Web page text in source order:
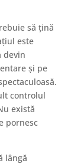
să țină
este
devin
și pe
controlul
există
pornesc
lângă